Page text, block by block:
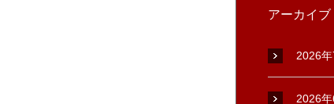
アーカイブ
2026年
2026年